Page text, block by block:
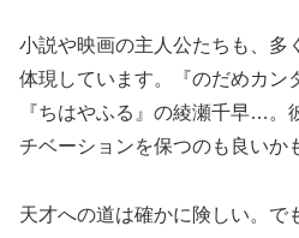
小説や映画の主人公たちも、多
体現しています。『のだめカン
『ちはやふる』の綾瀬千早…。
チベーションを保つのも良いか
天才への道は確かに険しい。で